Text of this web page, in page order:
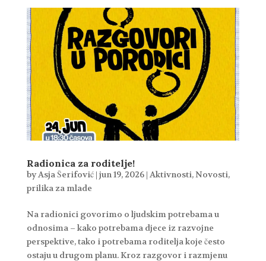
Radionica za roditelje!
byAsja Šerifović| jun 19, 2026| Aktivnosti,Novosti,
prilika za mlade
Na radionici govorimo o ljudskim potrebama u
odnosima – kako potrebama djece iz razvojne
perspektive, tako i potrebama roditelja koje često
ostaju u drugom planu. Kroz razgovor i razmjenu